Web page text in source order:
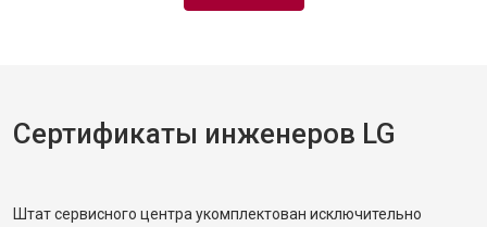
Сертификаты инженеров LG
Штат сервисного центра укомплектован исключительно